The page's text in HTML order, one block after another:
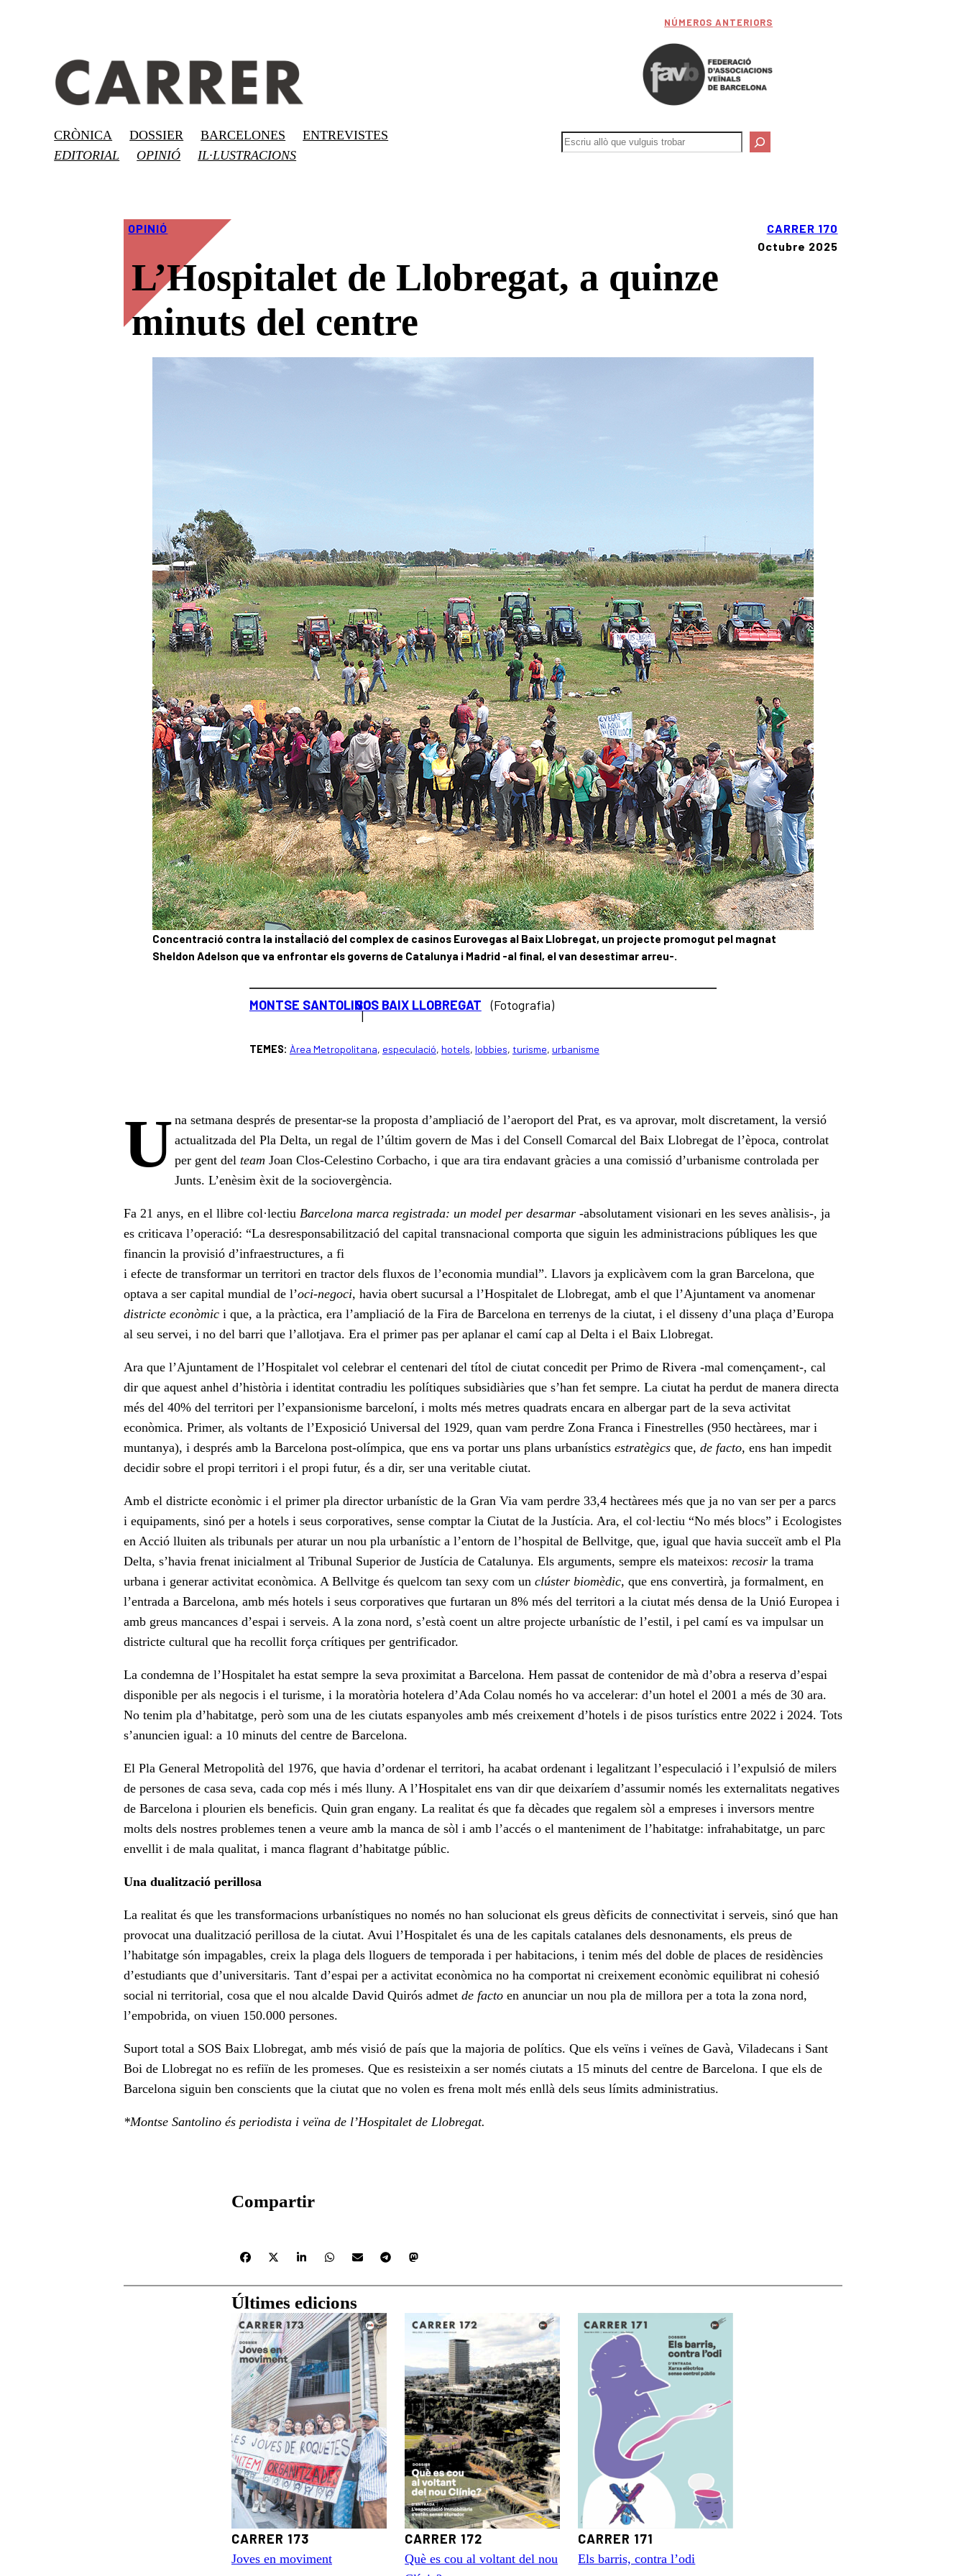
NÚMEROS ANTERIORS
CRÒNICA DOSSIER BARCELONES
ENTREVISTES
EDITORIAL
OPINIÓ IL·LUSTRACIONS
B
OPINIÓ
CARRER 170
octubre 2025
L’Hospitalet de Llobregat, a quinze
minuts del centre
Concentració contra la instal·lació del complex de casinos Eurovegas al Baix Llobregat, un projecte promogut pel magnat
Sheldon Adelson que va enfrontar els governs de Catalunya i Madrid -al final, el van desestimar arreu-.
MONTSE SANTOLINO
|
SOS BAIX LLOBREGAT
Àrea Metropolitana, especulació, hotels, lobbies, turisme, urbanisme
U na setmana després de presentar-se la proposta d’ampliació de l’aeroport del Prat, es va aprovar, molt discretament, la versió
actualitzada del Pla Delta, un regal de l’últim govern de Mas i del Consell Comarcal del Baix Llobregat de l’època, controlat
per gent del team Joan Clos-Celestino Corbacho, i que ara tira endavant gràcies a una comissió d’urbanisme controlada per
Junts. L’enèsim èxit de la sociovergència.
Fa 21 anys, en el llibre col·lectiu Barcelona marca registrada: un model per desarmar -absolutament visionari en les seves anàlisis-, ja
es criticava l’operació: “La desresponsabilització del capital transnacional comporta que siguin les administracions públiques les que
financin la provisió d’infraestructures, a fi
i efecte de transformar un territori en tractor dels fluxos de l’economia mundial”. Llavors ja explicàvem com la gran Barcelona, que
optava a ser capital mundial de l’oci-negoci, havia obert sucursal a l’Hospitalet de Llobregat, amb el que l’Ajuntament va anomenar
districte econòmic i que, a la pràctica, era l’ampliació de la Fira de Barcelona en terrenys de la ciutat, i el disseny d’una plaça d’Europa
al seu servei, i no del barri que l’allotjava. Era el primer pas per aplanar el camí cap al Delta i el Baix Llobregat.
Ara que l’Ajuntament de l’Hospitalet vol celebrar el centenari del títol de ciutat concedit per Primo de Rivera -mal començament-, cal
dir que aquest anhel d’història i identitat contradiu les polítiques subsidiàries que s’han fet sempre. La ciutat ha perdut de manera directa
més del 40% del territori per l’expansionisme barceloní, i molts més metres quadrats encara en albergar part de la seva activitat
econòmica. Primer, als voltants de l’Exposició Universal del 1929, quan vam perdre Zona Franca i Finestrelles (950 hectàrees, mar i
muntanya), i després amb la Barcelona post-olímpica, que ens va portar uns plans urbanístics estratègics que, de facto, ens han impedit
decidir sobre el propi territori i el propi futur, és a dir, ser una veritable ciutat.
Amb el districte econòmic i el primer pla director urbanístic de la Gran Via vam perdre 33,4 hectàrees més que ja no van ser per a parcs
i equipaments, sinó per a hotels i seus corporatives, sense comptar la Ciutat de la Justícia. Ara, el col·lectiu “No més blocs” i Ecologistes
en Acció lluiten als tribunals per aturar un nou pla urbanístic a l’entorn de l’hospital de Bellvitge, que, igual que havia succeït amb el Pla
Delta, s’havia frenat inicialment al Tribunal Superior de Justícia de Catalunya. Els arguments, sempre els mateixos: recosir la trama
urbana i generar activitat econòmica. A Bellvitge és quelcom tan sexy com un clúster biomèdic, que ens convertirà, ja formalment, en
l’entrada a Barcelona, amb més hotels i seus corporatives que furtaran un 8% més del territori a la ciutat més densa de la Unió Europea i
amb greus mancances d’espai i serveis. A la zona nord, s’està coent un altre projecte urbanístic de l’estil, i pel camí es va impulsar un
districte cultural que ha recollit força crítiques per gentrificador.
La condemna de l’Hospitalet ha estat sempre la seva proximitat a Barcelona. Hem passat de contenidor de mà d’obra a reserva d’espai
disponible per als negocis i el turisme, i la moratòria hotelera d’Ada Colau només ho va accelerar: d’un hotel el 2001 a més de 30 ara.
No tenim pla d’habitatge, però som una de les ciutats espanyoles amb més creixement d’hotels i de pisos turístics entre 2022 i 2024. Tots
s’anuncien igual: a 10 minuts del centre de Barcelona.
El Pla General Metropolità del 1976, que havia d’ordenar el territori, ha acabat ordenant i legalitzant l’especulació i l’expulsió de milers
de persones de casa seva, cada cop més i més lluny. A l’Hospitalet ens van dir que deixaríem d’assumir només les externalitats negatives
de Barcelona i plourien els beneficis. Quin gran engany. La realitat és que fa dècades que regalem sòl a empreses i inversors mentre
molts dels nostres problemes tenen a veure amb la manca de sòl i amb l’accés o el manteniment de l’habitatge: infrahabitatge, un parc
envellit i de mala qualitat, i manca flagrant d’habitatge públic.
Una dualització perillosa
La realitat és que les transformacions urbanístiques no només no han solucionat els greus dèficits de connectivitat i serveis, sinó que han
provocat una dualització perillosa de la ciutat. Avui l’Hospitalet és una de les capitals catalanes dels desnonaments, els preus de
l’habitatge són impagables, creix la plaga dels lloguers de temporada i per habitacions, i tenim més del doble de places de residències
d’estudiants que d’universitaris. Tant d’espai per a activitat econòmica no ha comportat ni creixement econòmic equilibrat ni cohesió
social ni territorial, cosa que el nou alcalde David Quirós admet de facto en anunciar un nou pla de millora per a tota la zona nord,
l’empobrida, on viuen 150.000 persones.
Suport total a SOS Baix Llobregat, amb més visió de país que la majoria de polítics. Que els veïns i veïnes de Gavà, Viladecans i Sant
Boi de Llobregat no es refiïn de les promeses. Que es resisteixin a ser només ciutats a 15 minuts del centre de Barcelona. I que els de
Barcelona siguin ben conscients que la ciutat que no volen es frena molt més enllà dels seus límits administratius.
*Montse Santolino és periodista i veïna de l’Hospitalet de Llobregat.
Compartir
Últimes edicions
CARRER 173
Joves en moviment
CARRER 172
Què es cou al voltant del nou
CARRER 171
Els barris, contra l’odi